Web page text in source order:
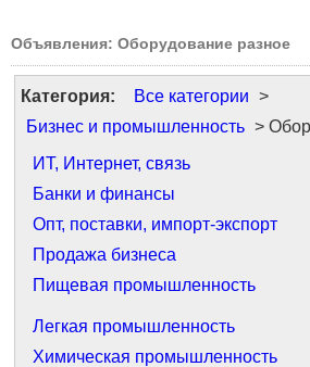
Объявления: Оборудование разное
Категория: Все категории >
Бизнес и промышленность >
ИТ, Интернет, связь
Банки и финансы
Опт, поставки, импорт-экспорт
Продажа бизнеса
Пищевая промышленность
Легкая промышленность
Химическая промышленность